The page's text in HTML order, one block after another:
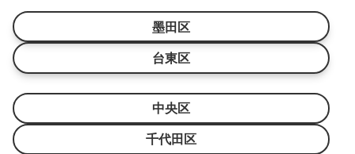
墨田区
台東区
中央区
千代田区